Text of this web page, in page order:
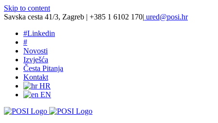
Skip to content
Savska cesta 41/3, Zagreb | +385 1 6102 170| ured@posi.hr
#Linkedin
#
Novosti
Izvješća
Česta Pitanja
Kontakt
HR
EN